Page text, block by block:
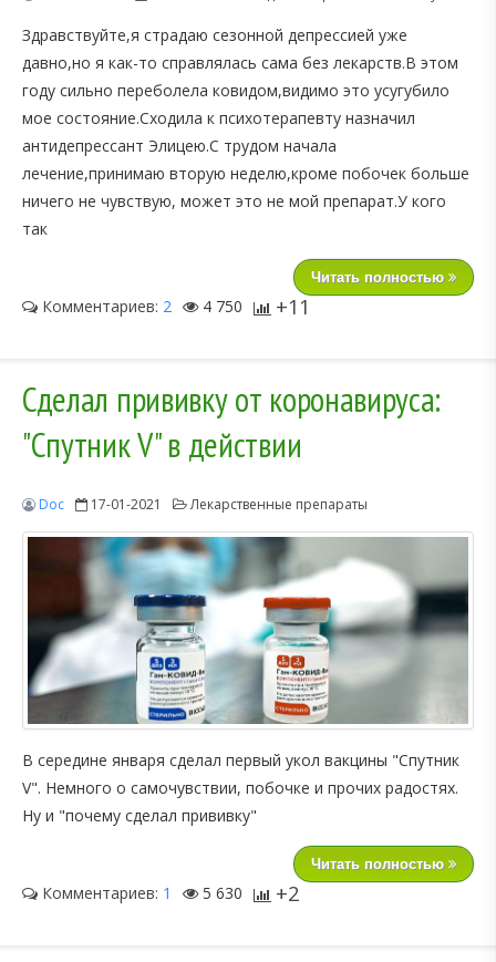
Здравствуйте,я страдаю сезонной депрессией уже
давно,но я как-то справлялась сама без лекарств.В этом
году сильно переболела ковидом,видимо это усугубило
мое состояние.Сходила к психотерапевту назначил
антидепрессант Элицею.С трудом начала
лечение,принимаю вторую неделю,кроме побочек больше
ничего не чувствую, может это не мой препарат.У кого
так
Читать полностью
Комментариев: 2 4 750 +11
Сделал прививку от коронавируса:
"Спутник V" в действии
Doc 17-01-2021 Лекарственные препараты
В середине января сделал первый укол вакцины "Спутник
V". Немного о самочувствии, побочке и прочих радостях.
Ну и "почему сделал прививку"
Читать полностью
Комментариев: 1 5 630 +2